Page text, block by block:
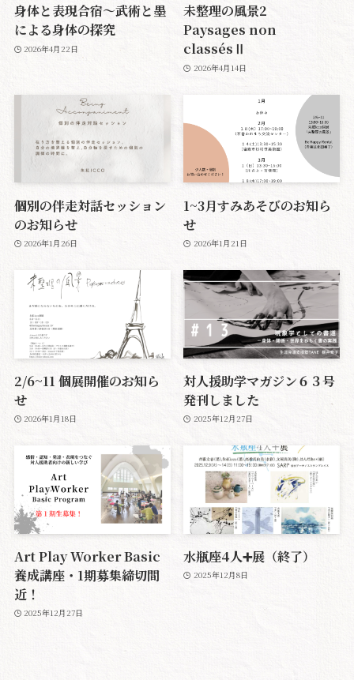
身体と表現合宿〜武術と墨
による身体の探究
2026年4月22日
未整理の風景2
Paysages non
classésⅡ
2026年4月14日
個別の伴走対話セッション
のお知らせ
2026年1月26日
1~3月すみあそびのお知ら
せ
2026年1月21日
2/6~11 個展開催のお知ら
せ
2026年1月18日
対人援助学マガジン６３号
発刊しました
2025年12月27日
Art Play Worker Basic
養成講座・1期募集締切間
近！
2025年12月27日
水瓶座4人➕展（終了）
2025年12月8日